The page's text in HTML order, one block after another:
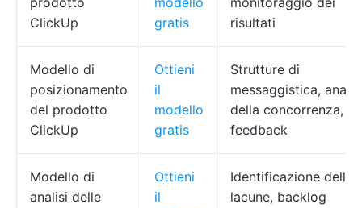
ClickUp
gratis
risultati
Modello di
posizionamento
del prodotto
ClickUp
Ottieni
il
modello
gratis
Strutture di
messaggistica, analisi
della concorrenza,
feedback
Modello di
analisi delle
Ottieni
il
Identificazione delle
lacune, backlog